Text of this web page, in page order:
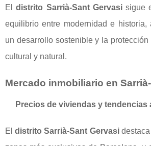
Eldistrito Sarrià-Sant Gervasisigue
equilibrio entre modernidad e historia,
un desarrollo sostenible y la
cultural y natural.
Mercado inmobiliario en
Precios de viviendas y tendencias
Eldistrito Sarrià-Sant Gervasidestaca